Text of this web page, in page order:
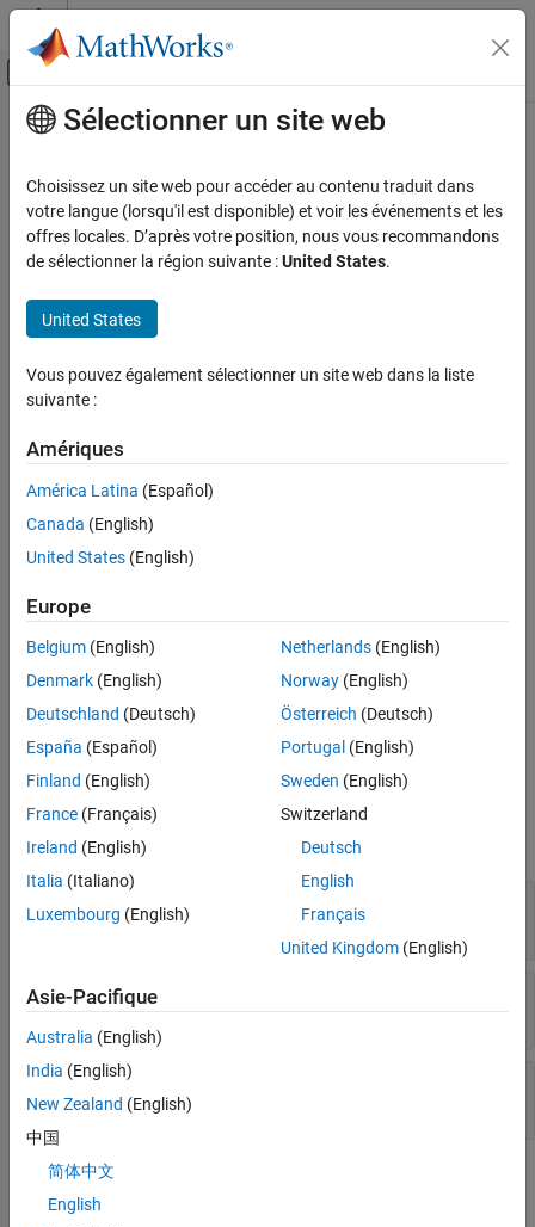
Passer au contenu
Activer/désactiver l'affichage du menu
Accueil de la documentation
MATLAB Report Generator
Report Generator Development
Page Layout
ON THIS PAGE
Creation
Version History
See Also
Contenu principal
mlreportgen.dom.PageRawFormat
Class
Namespace:mlreportgen.dom
Description
This class is only compatible with thisMATLAB®Report
Generator™output type:
Description
RawFormatObj= PageRawFormat
creates an empty array of raw
example
Properties
expand all
Markup —Word XML markup
cell array of character vectors
Tag—Tag
character vector|string scalar
Id—
character vector
Examples
Sélectionner un site web
Choisissez un site web pour accéder au contenu traduit dans
votre langue (lorsqu'il est disponible) et voir les événements et les
offres locales. D’après votre position, nous vous recommandons
de sélectionner la région suivante :United States.
United States
Vous pouvez également sélectionner un site web dans la liste
suivante :
Amériques
América Latina (Español)
Canada (English)
United States (English)
Europe
Belgium (English)
Denmark (English)
Deutschland (Deutsch)
España (Español)
Finland (English)
France (Français)
Ireland (English)
Italia (Italiano)
Luxembourg (English)
Netherlands(English)
Norway(English)
Österreich (Deutsch)
Portugal (English)
Sweden (English)
Switzerland
Deutsch
English
Français
United Kingdom(English)
Asie-Pacifique
Australia (English)
India (English)
New Zealand (English)
中国
简体中文
English